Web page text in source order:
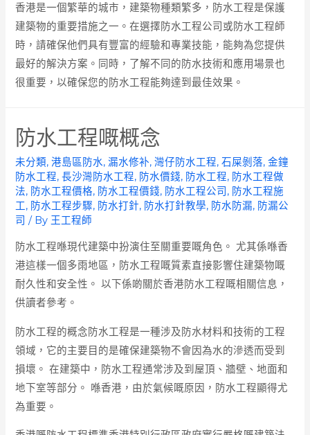
香港是一個繁華的城市，建築物種類繁多，防水工程是保護
建築物的重要措施之一。在選擇防水工程公司或防水工程師
時，請確保他們具有豐富的經驗和專業技能，能夠為您提供
最好的解決方案。同時，了解不同的防水技術和應用場景也
很重要，以確保您的防水工程能夠達到最佳效果。
防水工程嘅概念
未分類,港島區防水,漏水修补,灣仔防水工程,石屎剝落,金鐘
防水工程,長沙灣防水工程, 防水價錢, 防水工程, 防水工程做
法, 防水工程價格, 防水工程價錢, 防水工程公司 , 防水工程施
工, 防水工程步驟, 防水打針, 防水打針教學, 防水防漏, 防漏公
司 / By 王工程師
防水工程喺現代建築中扮演住至關重要嘅角色。 尤其係喺香
港這樣一個多雨地區，防水工程嘅質素直接影響住建築物嘅
耐久性和安全性。 以下係啲關於香港防水工程嘅相關信息，
供讀者參考。
防水工程的概念防水工程是一種涉及防水材料和技術的工程
領域，它的主要目的是確保建築物不會因為水的滲透而受到
損壞。 在建築中，防水工程通常涉及到屋頂、牆壁、地面和
地下室等部分。 喺香港，由於氣候嘅原因，防水工程顯得尤
為重要。